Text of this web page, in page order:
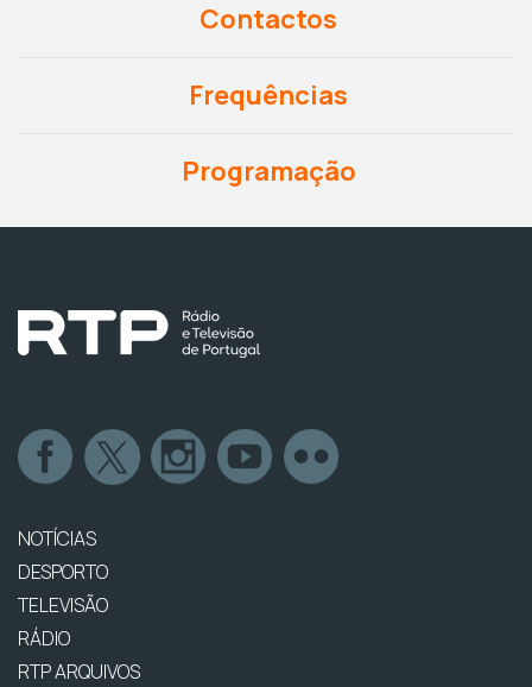
Contactos
Frequências
Programação
NOTÍCIAS
DESPORTO
TELEVISÃO
RÁDIO
RTP ARQUIVOS